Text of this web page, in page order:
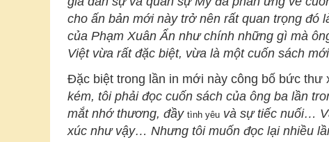
cho ấn bản mới này trở nên rất quan trọng đó
của Phạm Xuân Ẩn như chính những gì mà
Việt vừa rất đặc biệt, vừa là một cuốn sách
Đặc biệt trong lần in mới này công bố bức thư
kém, tôi phải đọc cuốn sách của ông ba lần
mắt nhớ thương, đầy tình yêu và sự tiếc nuối…
xúc như vậy… Nhưng tôi muốn đọc lại nhiều